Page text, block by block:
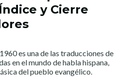
y Cierre
es una de las traducciones de
en el mundo de habla hispana,
del pueblo evangélico.